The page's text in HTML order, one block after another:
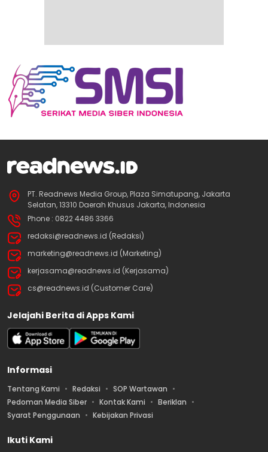
PT. Readnews Media Group, Plaza Simatupang, Jakarta
Selatan, 13310 Daerah Khusus Jakarta, Indonesia
Phone : 0822 4486 3366
redaksi@readnews.id (Redaksi)
marketing@readnews.id (Marketing)
kerjasama@readnews.id (Kerjasama)
cs@readnews.id (Customer Care)
Jelajahi Berita di Apps Kami
Informasi
Tentang Kami Redaksi
SOP Wartawan
Pedoman Media Siber
Kontak Kami
Beriklan
Syarat Penggunaan
Kebijakan Privasi
Ikuti Kami